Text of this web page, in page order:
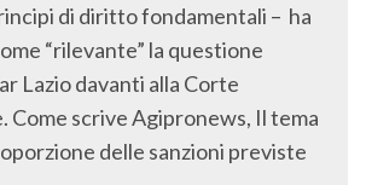
di diritto fondamentali – ha
“rilevante” la questione
Lazio davanti alla Corte
Come scrive Agipronews, Il tema
delle sanzioni previste